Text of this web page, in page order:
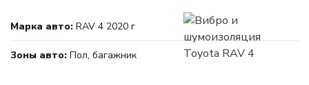
Виброизоляция
Premium line
Марка авто: RAV 4 2020 г
Зоны авто: Пол, багажник